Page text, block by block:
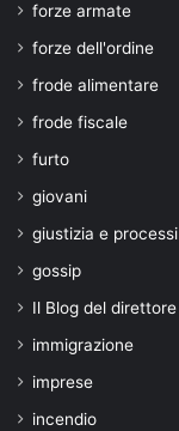
forze armate
forze dell'ordine
frode alimentare
frode fiscale
furto
giovani
giustizia e processi
gossip
Il Blog del direttore
immigrazione
imprese
incendio